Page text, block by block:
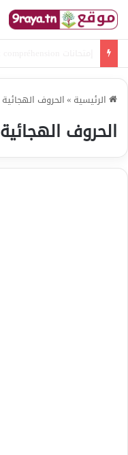
الرئيسية »الحروف الهجائية
الحروف الهجائية